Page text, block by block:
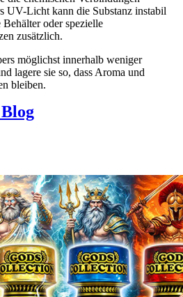
UV-Licht kann die Substanz instabil
oder spezielle
zusätzlich.
möglichst innerhalb weniger
lagere sie so, dass Aroma und
bleiben.